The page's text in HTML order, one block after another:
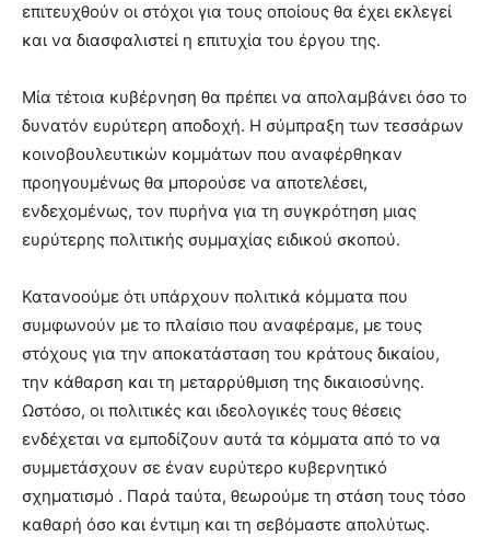
επιτευχθούν οι στόχοι για τους οποίους θα έχει εκλεγεί
και να διασφαλιστεί η επιτυχία του έργου της.
Μία τέτοια κυβέρνηση θα πρέπει να απολαμβάνει όσο το
δυνατόν ευρύτερη αποδοχή. Η σύμπραξη των τεσσάρων
κοινοβουλευτικών κομμάτων που αναφέρθηκαν
προηγουμένως θα μπορούσε να αποτελέσει,
ενδεχομένως, τον πυρήνα για τη συγκρότηση μιας
ευρύτερης πολιτικής συμμαχίας ειδικού σκοπού.
Κατανοούμε ότι υπάρχουν πολιτικά κόμματα που
συμφωνούν με το πλαίσιο που αναφέραμε, με τους
στόχους για την αποκατάσταση του κράτους δικαίου,
την κάθαρση και τη μεταρρύθμιση της δικαιοσύνης.
Ωστόσο, οι πολιτικές και ιδεολογικές τους θέσεις
ενδέχεται να εμποδίζουν αυτά τα κόμματα από το να
συμμετάσχουν σε έναν ευρύτερο κυβερνητικό
σχηματισμό . Παρά ταύτα, θεωρούμε τη στάση τους τόσο
καθαρή όσο και έντιμη και τη σεβόμαστε απολύτως.